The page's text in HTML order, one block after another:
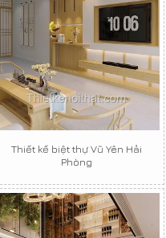
Thiết kế biệt thự Vũ Yên Hải
Phòng